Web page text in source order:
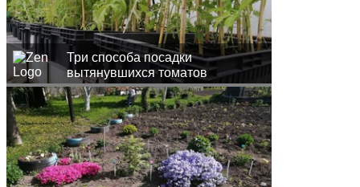
Три способа посадки
вытянувшихся томатов